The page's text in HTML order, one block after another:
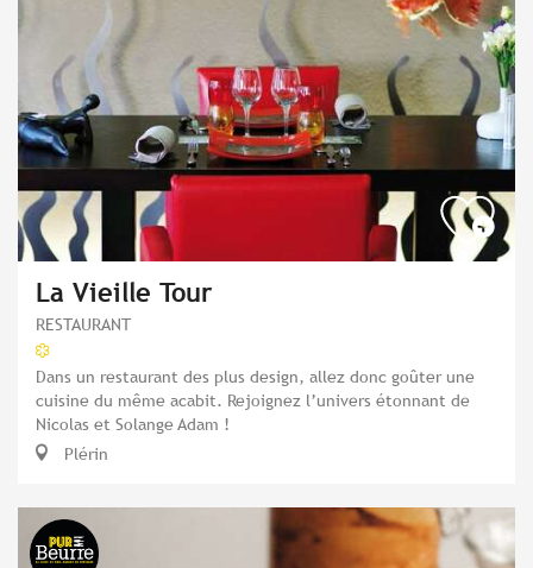
La Vieille Tour
RESTAURANT
Dans un restaurant des plus design, allez donc goûter une
cuisine du même acabit. Rejoignez l’univers étonnant de
Nicolas et Solange Adam !
Plérin